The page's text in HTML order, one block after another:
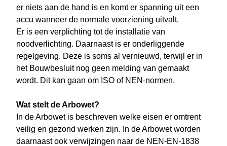
er niets aan de hand is en komt er spanning uit een
accu wanneer de normale voorziening uitvalt.
Er is een verplichting tot de installatie van
noodverlichting. Daarnaast is er onderliggende
regelgeving. Deze is soms al vernieuwd, terwijl er in
het Bouwbesluit nog geen melding van gemaakt
wordt. Dit kan gaan om ISO of NEN-normen.
Wat stelt de Arbowet?
In de Arbowet is beschreven welke eisen er omtrent
veilig en gezond werken zijn. In de Arbowet worden
daarnaast ook verwijzingen naar de NEN-EN-1838